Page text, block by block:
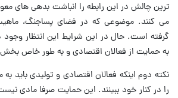
ترین چالش در این رابطه را انباشت بدهی های
می کنند. موضوعی که در فضای پساجنگ،
گرفته است. حال در این شرایط این انتظار وجود
به حمایت از فعالان اقتصادی و به طور خاص بخش
نکته دوم اینکه فعالان اقتصادی و تولیدی باید
را در کنار خود ببینند. این حمایت صرفا مادی